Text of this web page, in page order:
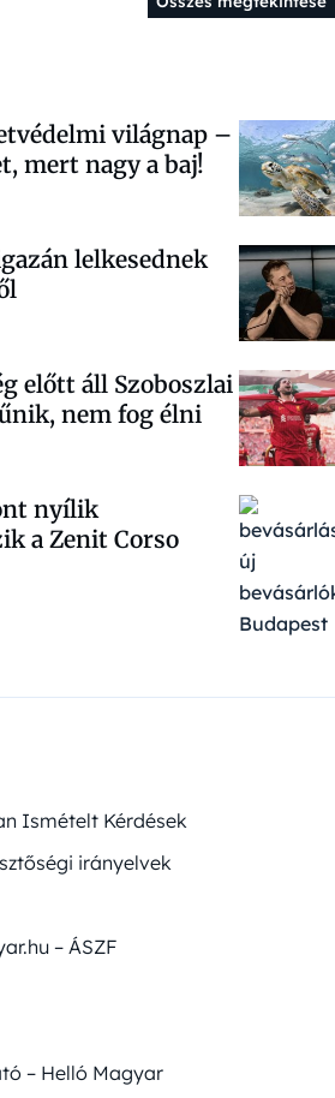
világnap –
mert nagy a baj!
lelkesednek
előtt áll Szoboszlai
nem fog élni
nyílik
a Zenit Corso
Ismételt Kérdések
irányelvek
– ÁSZF
– Helló Magyar